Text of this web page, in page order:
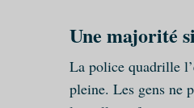
Une majorité
La police quadrille
pleine. Les gens ne